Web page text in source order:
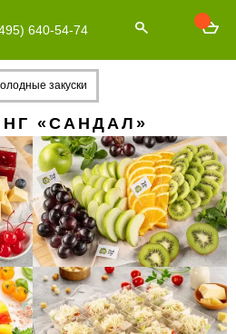
640-54-74
закуски
«САНДАЛ»